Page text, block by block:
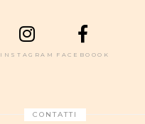
INSTAGRAM FACEBOOOK
CONTATTI